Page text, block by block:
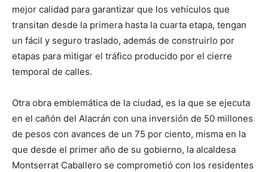
mejor calidad para garantizar que los vehículos que
transitan desde la primera hasta la cuarta etapa, tengan
un fácil y seguro traslado, además de construirlo por
etapas para mitigar el tráfico producido por el cierre
temporal de calles.
Otra obra emblemática de la ciudad, es la que se ejecuta
en el cañón del Alacrán con una inversión de 50 millones
de pesos con avances de un 75 por ciento, misma en la
que desde el primer año de su gobierno, la alcaldesa
Montserrat Caballero se comprometió con los residentes